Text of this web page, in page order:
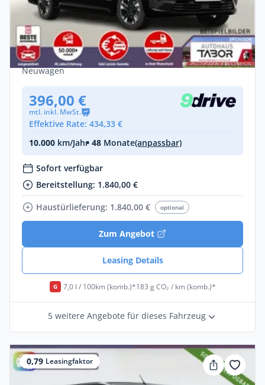
Privat
Opel Zafira 2.2 D 180 AT8 XL GS StandH
AHK Nav Kam
Diesel • Automatik •
179 PS (132 kW)
Neuwagen
396,00 €
mtl. inkl. MwSt.
Effektive Rate: 434,33 €
10.000 km/Jahr• 48 Monate(anpassbar)
Sofort verfügbar
Bereitstellung: 1.840,00 €
Haustürlieferung: 1.840,00 €
optional
Zum Angebot
Leasing Details
G 7,0 l / 100km (komb.)*183 g CO₂ / km (komb.)*
5 weitere Angebote für dieses Fahrzeug
0,79 Leasingfaktor